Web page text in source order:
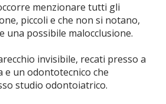
menzionare tutti gli
piccoli e che non si notano,
una possibile malocclusione.
invisibile, recati presso a
un odontotecnico che
studio odontoiatrico.